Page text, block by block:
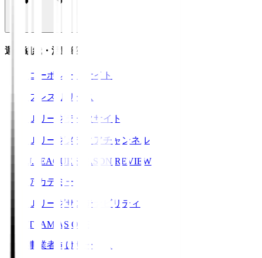
運営組織・活動紹介
コーポレートサイト
プレスリリース
Ｊリーグデータサイト
Ｊリーグメディアチャンネル
J.LEAGUE SEASON REVIEW
アカデミー
Ｊリーグサステナビリティ
TEAM AS ONE
事業者向けサービス